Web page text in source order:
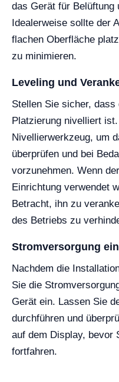
das Gerät für Belüftung
Idealerweise sollte der
flachen Oberfläche
zu minimieren.
Leveling und
Stellen Sie sicher,
Platzierung nivelliert
Nivellierwerkzeug, um
überprüfen und bei
vorzunehmen. Wenn
Einrichtung verwendet
Betracht, ihn zu
des Betriebs zu
Stromversorgung
Nachdem die
Sie die
Gerät ein. Lassen Sie
durchführen und
auf dem Display, bevor
fortfahren.